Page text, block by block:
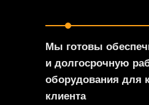
Мы готовы
и долгосрочную
оборудования для
клиента